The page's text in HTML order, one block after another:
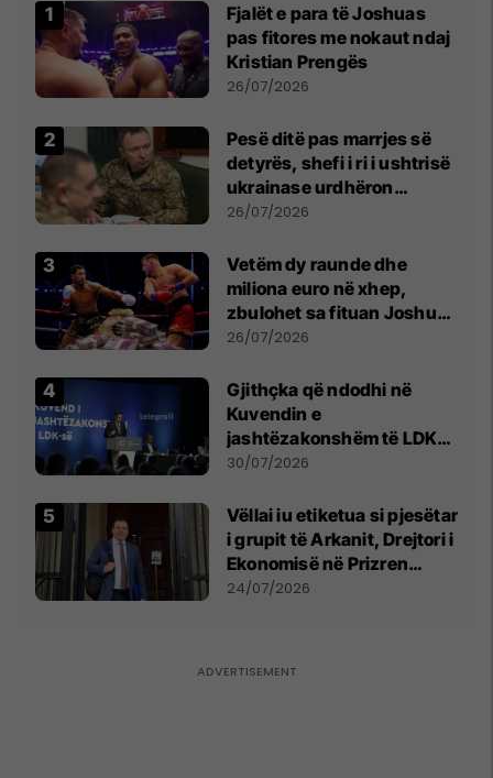
Fjalët e para të Joshuas
pas fitores me nokaut ndaj
Kristian Prengës
26/07/2026
Pesë ditë pas marrjes së
detyrës, shefi i ri i ushtrisë
ukrainase urdhëron
kontroll të madh
26/07/2026
Vetëm dy raunde dhe
miliona euro në xhep,
zbulohet sa fituan Joshua
e Prenga
26/07/2026
Gjithçka që ndodhi në
Kuvendin e
jashtëzakonshëm të LDK-
së
30/07/2026
Vëllai iu etiketua si pjesëtar
i grupit të Arkanit, Drejtori i
Ekonomisë në Prizren
mohon pretendimet
24/07/2026